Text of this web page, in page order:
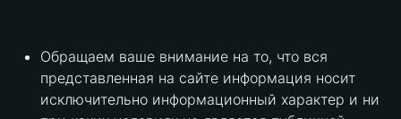
Обращаем ваше внимание на то, что вся
представленная на сайте информация носит
исключительно информационный характер и ни